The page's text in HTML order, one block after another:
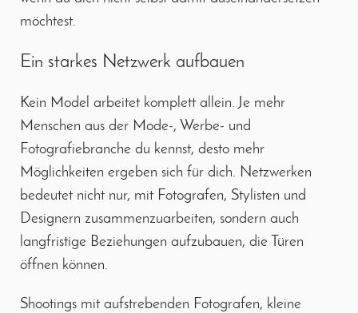
möchtest.
Ein starkes Netzwerk aufbauen
Kein Model arbeitet komplett allein. Je mehr
Menschen aus der Mode-, Werbe- und
Fotografiebranche du kennst, desto mehr
Möglichkeiten ergeben sich für dich. Netzwerken
bedeutet nicht nur, mit Fotografen, Stylisten und
Designern zusammenzuarbeiten, sondern auch
langfristige Beziehungen aufzubauen, die Türen
öffnen können.
Shootings mit aufstrebenden Fotografen, kleine